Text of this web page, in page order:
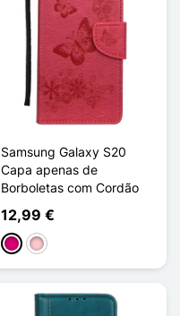
Samsung Galaxy S20
Capa apenas de
Borboletas com Cordão
12,99 €
Magenta
Rosa